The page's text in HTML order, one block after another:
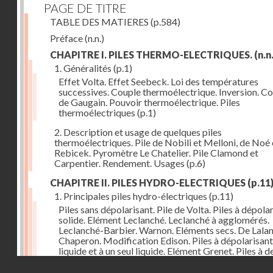
PAGE DE TITRE
TABLE DES MATIERES (p.584)
Préface(n.n.)
CHAPITRE I. PILES THERMO-ELECTRIQUES.
1. Généralités (p.1)
Effet Volta. Effet Seebeck. Loi des températures
successives. Couple thermoélectrique. Inversion.
de Gaugain. Pouvoir thermoélectrique. Piles
thermoélectriques (p.1)
2. Description et usage de quelques piles
thermoélectriques. Pile de Nobili et Melloni, de Noé
Rebicek. Pyromètre Le Chatelier. Pile Clamond et
Carpentier. Rendement. Usages (p.6)
CHAPITRE II. PILES HYDRO-ELECTRIQUES (p.11)
1. Principales piles hydro-électriques (p.11)
Piles sans dépolarisant. Pile de Volta. Piles à
solide. Elément Leclanché. Leclanché à agglomérés.
Leclanché-Barbier. Warnon. Eléments secs. De
Chaperon. Modification Edison. Piles à dépolarisant
liquide et à un seul liquide. Elément Grenet. Piles à